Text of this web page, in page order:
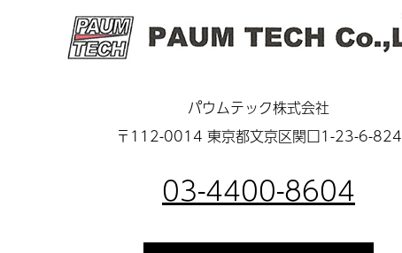
パウムテック株式会社
〒112-0014 東京都文京区関口1-23-6-824
03-4400-8604